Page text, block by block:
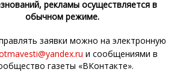
рекламы осуществляется в
обычном режиме.
заявки можно на электронную
и сообщениями в
газеты «ВКонтакте».